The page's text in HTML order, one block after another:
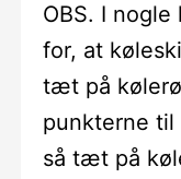
OBS. I
for, at
tæt på
punkterne til
så tæt på